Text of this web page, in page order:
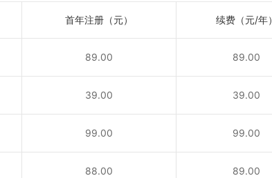
首年注册（元） 续费（元/年）
89.00 89.00
39.00 39.00
99.00 99.00
88.00 89.00